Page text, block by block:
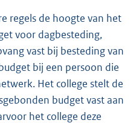
regels de hoogte van het
voor dagbesteding,
vast bij besteding van
bij een persoon die
Het college stelt de
budget vast aan
het college deze